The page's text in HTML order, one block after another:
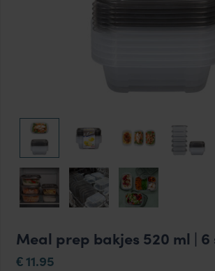
Meal prep bakjes 520 ml | 6
€11.95